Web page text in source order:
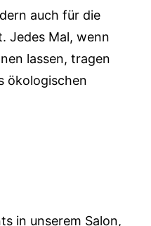
auch für die
Jedes Mal, wenn
lassen, tragen
ökologischen
in unserem Salon,